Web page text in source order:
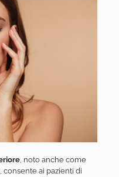
, noto anche come
ai pazienti di